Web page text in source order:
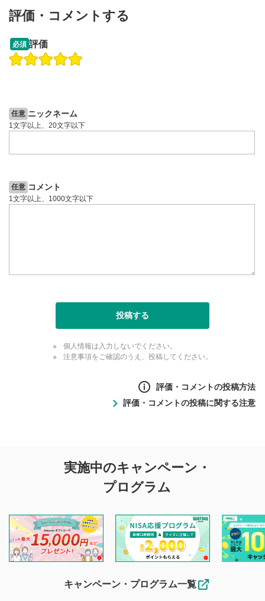
のサイズに戻ります。
操作説明動画
評価・コメントする
必須 評価
任意 ニックネーム
1文字以上、20文字以下
任意 コメント
1文字以上、1000文字以下
投稿する
個人情報は入力しないでください。
注意事項をご確認のうえ、投稿してください。
評価・コメントの投稿方法
評価・コメントの投稿に関する注意
投稿に関する注意
を目的として、各動画コンテンツに、評価およびコメントの
投稿ができます。利用者は以下の注意事項をご理解のうえ、
閲覧および投稿を行うものとしてください。
他の利用者が動画を視聴される際の参考になるコメントをお
待ちしております。
なお、投稿をもって、本注意事項に同意されたものとみなし
実施中のキャンペーン・
プログラム
キャンペーン・プログラム一覧